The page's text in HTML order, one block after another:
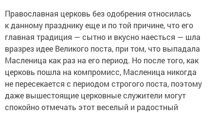
Православная церковь без одобрения относилась
к данному празднику еще и по той причине, что его
главная традиция — сытно и вкусно наесться — шла
вразрез идее Великого поста, при том, что выпадала
Масленица как раз на его период. Но после того, как
церковь пошла на компромисс, Масленица никогда
не пересекается с периодом строгого поста, поэтому
даже вышестоящие церковные служители могут
спокойно отмечать этот веселый и радостный